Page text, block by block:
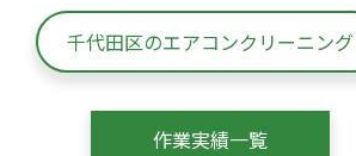
千代田区のエアコンクリーニング
作業実績一覧